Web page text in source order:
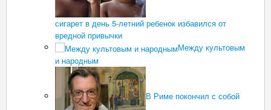
сигарет в день 5-летний ребенок избавился от
вредной привычки
Между культовым
и народным
В Риме покончил с собой